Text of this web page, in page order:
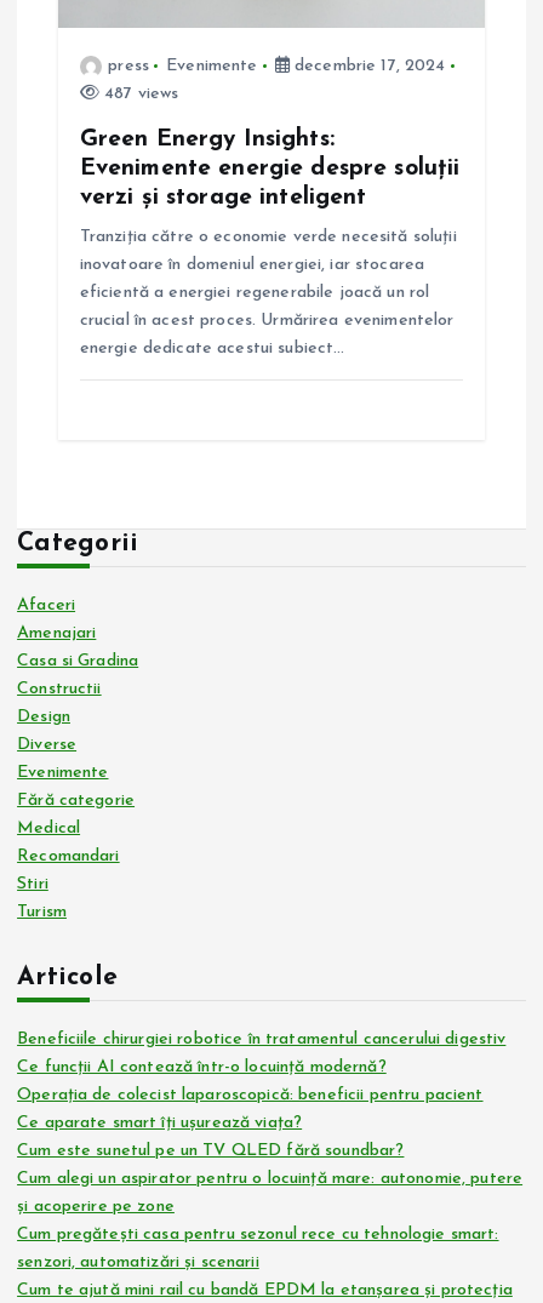
press Evenimente
decembrie 17, 2024
487 views
Green Energy Insights:
Evenimente energie despre soluții
verzi și storage inteligent
Tranziția către o economie verde necesită soluții
inovatoare în domeniul energiei, iar stocarea
eficientă a energiei regenerabile joacă un rol
crucial în acest proces. Urmărirea evenimentelor
energie dedicate acestui subiect…
Categorii
Afaceri
Amenajari
Casa si Gradina
Constructii
Design
Diverse
Evenimente
Fără categorie
Medical
Recomandari
Stiri
Turism
Articole
Beneficiile chirurgiei robotice în tratamentul cancerului digestiv
Ce funcții AI contează într-o locuință modernă?
Operația de colecist laparoscopică: beneficii pentru pacient
Ce aparate smart îți ușurează viața?
Cum este sunetul pe un TV QLED fără soundbar?
Cum alegi un aspirator pentru o locuință mare: autonomie, putere
și acoperire pe zone
Cum pregătești casa pentru sezonul rece cu tehnologie smart:
senzori, automatizări și scenarii
Cum te ajută mini rail cu bandă EPDM la etanșarea și protecția